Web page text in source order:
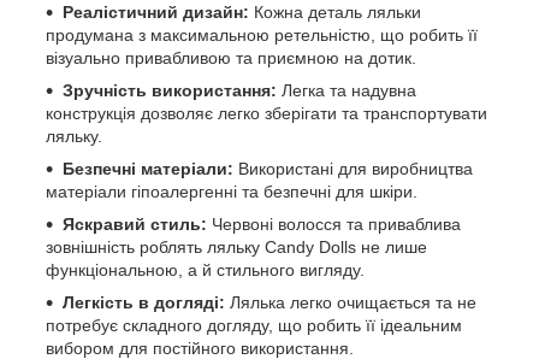
Реалістичний дизайн: Кожна деталь ляльки
продумана з максимальною ретельністю, що робить її
візуально привабливою та приємною на дотик.
Зручність використання: Легка та надувна
конструкція дозволяє легко зберігати та транспортувати
ляльку.
Безпечні матеріали: Використані для виробництва
матеріали гіпоалергенні та безпечні для шкіри.
Яскравий стиль: Червоні волосся та приваблива
зовнішність роблять ляльку Candy Dolls не лише
функціональною, а й стильного вигляду.
Легкість в догляді: Лялька легко очищається та не
потребує складного догляду, що робить її ідеальним
вибором для постійного використання.